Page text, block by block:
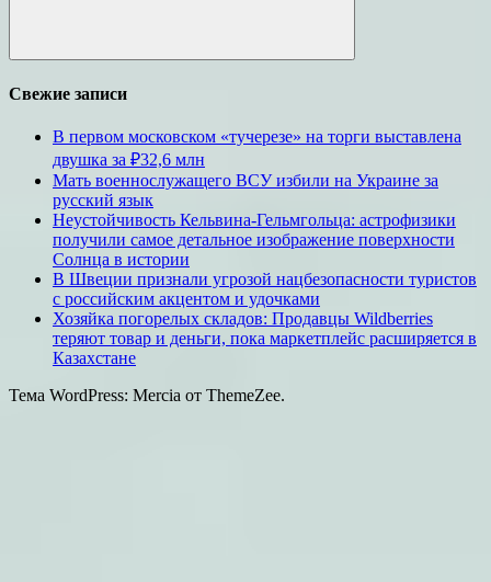
Поиск
Свежие записи
В первом московском «тучерезе» на торги выставлена
двушка за ₽32,6 млн
Мать военнослужащего ВСУ избили на Украине за
русский язык
Неустойчивость Кельвина-Гельмгольца: астрофизики
получили самое детальное изображение поверхности
Солнца в истории
В Швеции признали угрозой нацбезопасности туристов
с российским акцентом и удочками
Хозяйка погорелых складов: Продавцы Wildberries
теряют товар и деньги, пока маркетплейс расширяется в
Казахстане
Тема WordPress: Mercia от ThemeZee.